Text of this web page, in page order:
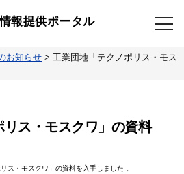
報提供ポータル
お知らせ > 工業団地「テクノポリス・モス
ス・モスクワ」の資料
ス・モスクワ」の資料を入手しました 。